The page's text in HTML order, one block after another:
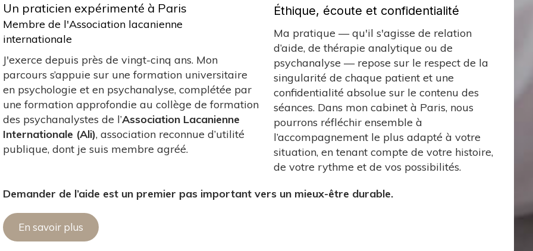
Un praticien expérimenté à Paris
Membre de l'Association lacanienne
internationale
J'exerce depuis près de vingt-cinq ans. Mon
parcours s’appuie sur une formation universitaire
en psychologie et en psychanalyse, complétée par
une formation approfondie au collège de formation
des psychanalystes de l’Association Lacanienne
Internationale (Ali), association reconnue d’utilité
publique, dont je suis membre agréé.
Éthique, écoute et confidentialité
Ma pratique — qu'il s'agisse de relation
d’aide, de thérapie analytique ou de
psychanalyse — repose sur le respect de la
singularité de chaque patient et une
confidentialité absolue sur le contenu des
séances. Dans mon cabinet à Paris, nous
pourrons réfléchir ensemble à
l’accompagnement le plus adapté à votre
situation, en tenant compte de votre histoire,
de votre rythme et de vos possibilités.
Demander de l’aide est un premier pas important vers un mieux-être durable.
En savoir plus